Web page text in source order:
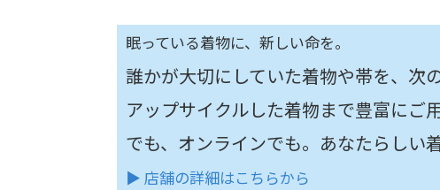
眠っている着物に、新しい命を。
誰かが大切にしていた着物や帯を、次
アップサイクルした着物まで豊富にご
でも、オンラインでも。あなたらしい
▶︎ 店舗の詳細はこちらから